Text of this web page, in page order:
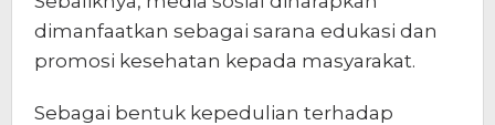
dimanfaatkan sebagai sarana edukasi dan
promosi kesehatan kepada masyarakat.
Sebagai bentuk kepedulian terhadap